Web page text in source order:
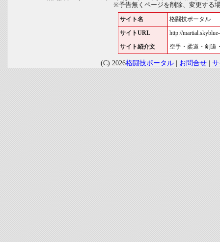
※予告無くページを削除、変更する
サイト名 格闘技ポータル
サイトURL http://
サイト紹介文 空手・柔道・剣道
(C) 2026格闘技ポータル| お問合せ|